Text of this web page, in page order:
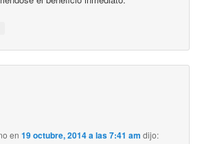
en19 octubre, 2014 a las 7:41 am dijo: